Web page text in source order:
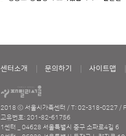
센터소개 문의하기 사이트맵
2018 ⓒ 서울시가족센터 / T: 02-318-0227 /
고유번호: 201-82-61756
1센터 _ 04628 서울특별시 중구 소파로4길 6